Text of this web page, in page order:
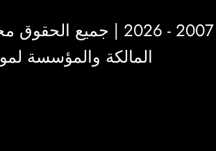
المالكة والمؤسسة